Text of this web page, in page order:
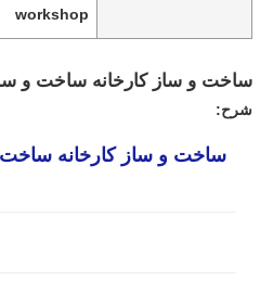
workshop
ساخت و ساز کارخانه ساخت و
شرح:
ساخت و ساز کارخانه